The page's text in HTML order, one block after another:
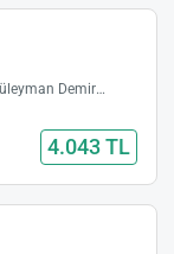
Isparta Süleyman Demirel Havalimanı
4.043 TL